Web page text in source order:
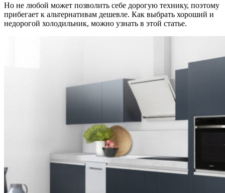
Но не любой может позволить себе дорогую технику, поэтому
прибегает к альтернативам дешевле. Как выбрать хороший и
недорогой холодильник, можно узнать в этой статье.